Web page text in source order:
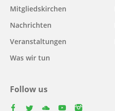
navigation
Mitgliedskirchen
Nachrichten
Veranstaltungen
Was wir tun
Follow us